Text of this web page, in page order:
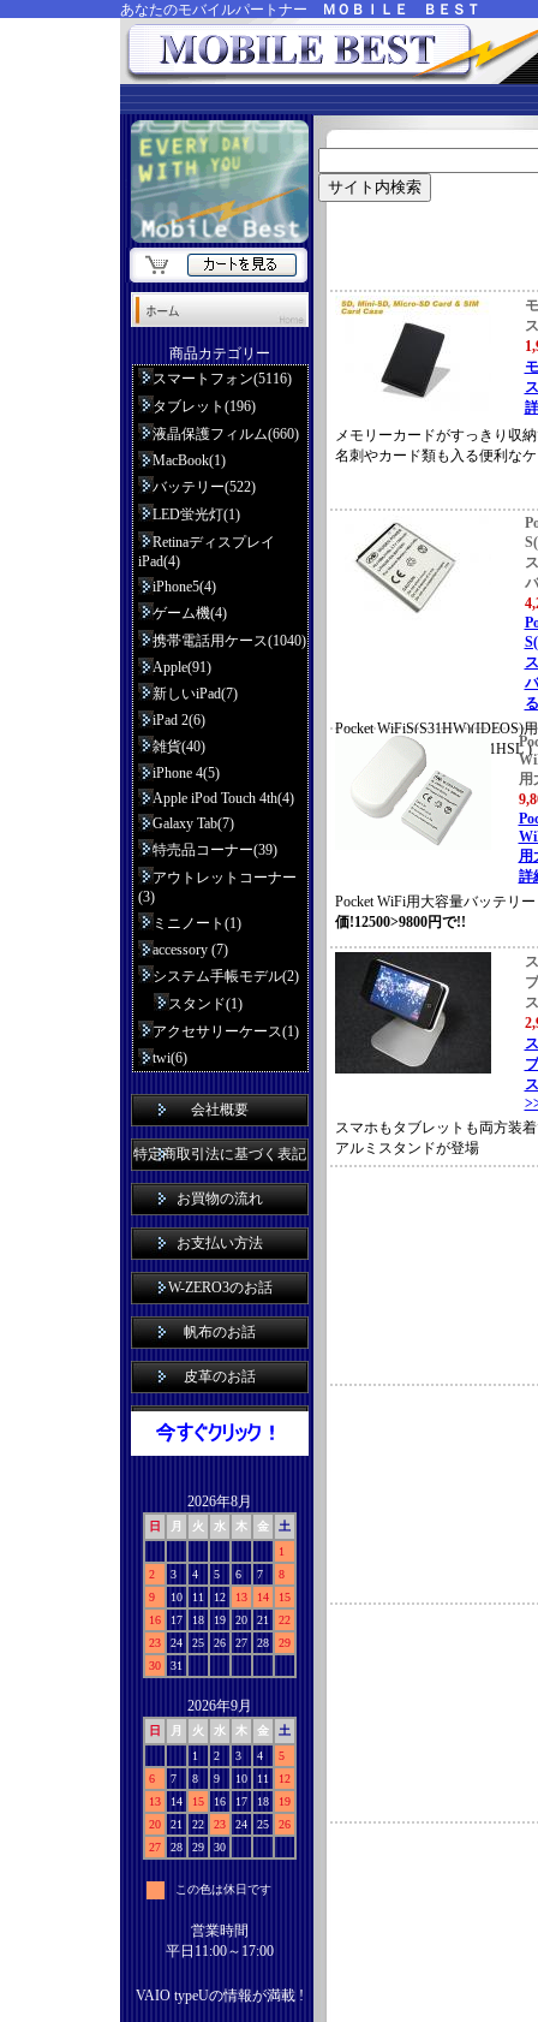
あなたのモバイルパートナー ＭＯＢＩＬＥ ＢＥＳＴ
メモリーカードがすっきり収
名刺やカード類も入る便利な
Pocket WiFiS(S31HW)(IDEOS)
量バッテリー(HLI-HB4J1HSL )
用
用
詳
Pocket WiFi用大容量バッテリー
価!12500>9800円で!!
スマホもタブレットも両方装
アルミスタンドが登場
商品カテゴリー
スマートフォン(5116)
タブレット(196)
液晶保護フィルム(660)
MacBook(1)
バッテリー(522)
LED蛍光灯(1)
Retinaディスプレイ
iPad(4)
iPhone5(4)
ゲーム機(4)
携帯電話用ケース(1040)
Apple(91)
新しいiPad(7)
iPad 2(6)
雑貨(40)
iPhone 4(5)
Apple iPod Touch 4th(4)
Galaxy Tab(7)
特売品コーナー(39)
アウトレットコーナー
(3)
ミニノート(1)
accessory (7)
システム手帳モデル(2)
スタンド(1)
アクセサリーケース(1)
twi(6)
会社概要
特定商取引法に基づく表記
お買物の流れ
お支払い方法
W-ZERO3のお話
帆布のお話
皮革のお話
2026年8月
日 月 火 水 木 金
土
1
2
3 4 5 6 7
8
9
10 11 12 13 14
15
16
17 18 19 20 21
22
23
24 25 26 27 28
29
30
31
2026年9月
日 月 火 水 木 金
土
1
2 3 4
5
6
7 8 9 10 11
12
13
14 15 16 17 18
19
20
21 22 23 24 25
26
27
28 29 30
この色は休日です
営業時間
平日11:00～17:00
VAIO typeUの情報が満載 !